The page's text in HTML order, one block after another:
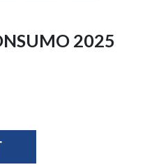
2025